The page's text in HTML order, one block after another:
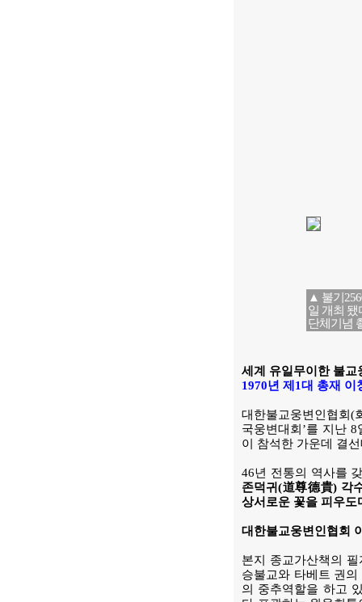
▲ 불기
일 개최 됐
단체기념
세계 유일무이한 불교
1970년 제1대 총재
대한불교웅변인협회(
국웅변대회’를 지난
이 참석한 가운데 결
46년 전통의 역사를
존덕귀(道尊德貴) 각
상서로운 꽃을 피우도
대한불교웅변인협회
본지 종교가산책의
승불교와 타베트 권
의 중추역할을 하고